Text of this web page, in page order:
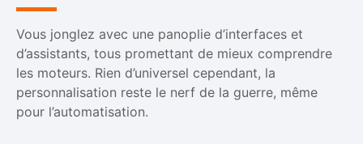
Vous jonglez avec une panoplie d’interfaces et
d’assistants, tous promettant de mieux comprendre
les moteurs. Rien d’universel cependant, la
personnalisation reste le nerf de la guerre, même
pour l’automatisation.